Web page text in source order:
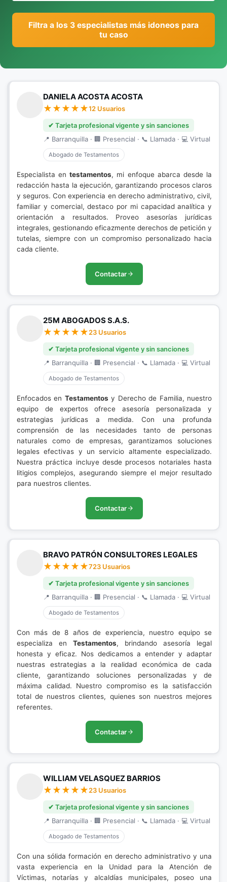
Filtra a los 3 especialistas más idoneos para
tu caso
DANIELA ACOSTA ACOSTA
12 Usuarios
✔ Tarjeta profesional vigente y sin sanciones
📍 Barranquilla · 🏢 Presencial · 📞 Llamada · 💻 Virtual
Abogado de Testamentos
Especialista entestamentos, mi enfoque abarca desde la
redacción hasta la ejecución, garantizando procesos claros
y seguros. Con experiencia en derecho administrativo, civil,
familiar y comercial, destaco por mi capacidad analítica y
orientación a resultados. Proveo asesorías jurídicas
integrales, gestionando eficazmente derechos de petición y
tutelas, siempre con un compromiso personalizado hacia
cada cliente.
Contactar
25M ABOGADOS S.A.S.
23 Usuarios
✔ Tarjeta profesional vigente y sin sanciones
📍 Barranquilla · 🏢 Presencial · 📞 Llamada · 💻 Virtual
Abogado de Testamentos
Enfocados en Testamentos y Derecho de Familia, nuestro
equipo de expertos ofrece asesoría personalizada y
estrategias jurídicas a medida. Con una profunda
comprensión de las necesidades tanto de personas
naturales como de empresas, garantizamos soluciones
legales efectivas y un servicio altamente especializado.
Nuestra práctica incluye desde procesos notariales hasta
litigios complejos, asegurando siempre el mejor resultado
para nuestros clientes.
Contactar
BRAVO PATRÓN CONSULTORES LEGALES
723 Usuarios
✔ Tarjeta profesional vigente y sin sanciones
📍 Barranquilla · 🏢 Presencial · 📞 Llamada · 💻 Virtual
Abogado de Testamentos
Con más de 8 años de experiencia, nuestro equipo se
especializa en Testamentos, brindando asesoría legal
honesta y eficaz. Nos dedicamos a entender y adaptar
nuestras estrategias a la realidad económica de cada
cliente, garantizando soluciones personalizadas y de
máxima calidad. Nuestro compromiso es la satisfacción
total de nuestros clientes, quienes son nuestros mejores
referentes.
Contactar
WILLIAM VELASQUEZ BARRIOS
23 Usuarios
✔ Tarjeta profesional vigente y sin sanciones
📍 Barranquilla · 🏢 Presencial · 📞 Llamada · 💻 Virtual
Abogado de Testamentos
Con una sólida formación en derecho administrativo y una
vasta experiencia en la Unidad para la Atención de
Víctimas, notarías y alcaldías municipales, poseo una